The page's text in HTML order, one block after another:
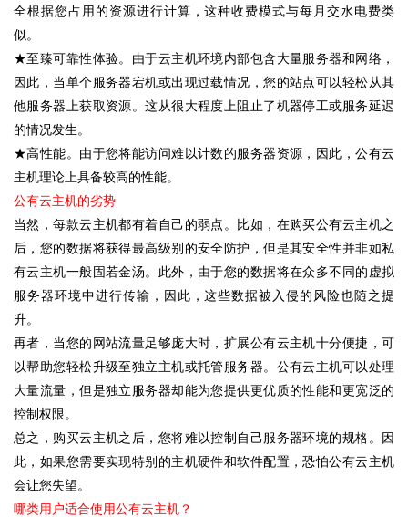
全根据您占用的资源进行计算，这种收费模式与每月交水电费类
似。
★至臻可靠性体验。由于云主机环境内部包含大量服务器和网络，
因此，当单个服务器宕机或出现过载情况，您的站点可以轻松从其
他服务器上获取资源。这从很大程度上阻止了机器停工或服务延迟
的情况发生。
★高性能。由于您将能访问难以计数的服务器资源，因此，公有云
主机理论上具备较高的性能。
公有云主机的劣势
当然，每款云主机都有着自己的弱点。比如，在购买公有云主机之
后，您的数据将获得最高级别的安全防护，但是其安全性并非如私
有云主机一般固若金汤。此外，由于您的数据将在众多不同的虚拟
服务器环境中进行传输，因此，这些数据被入侵的风险也随之提
升。
再者，当您的网站流量足够庞大时，扩展公有云主机十分便捷，可
以帮助您轻松升级至独立主机或托管服务器。公有云主机可以处理
大量流量，但是独立服务器却能为您提供更优质的性能和更宽泛的
控制权限。
总之，购买云主机之后，您将难以控制自己服务器环境的规格。因
此，如果您需要实现特别的主机硬件和软件配置，恐怕公有云主机
会让您失望。
哪类用户适合使用公有云主机？